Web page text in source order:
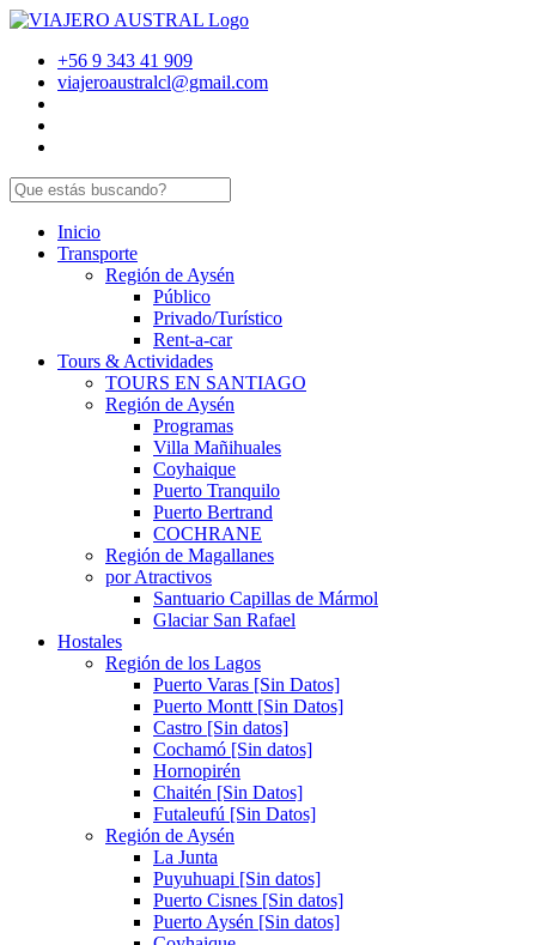
+56 9 343 41 909
viajeroaustralcl@gmail.com
Inicio
Transporte
Región de Aysén
Público
Privado/Turístico
Rent-a-car
Tours & Actividades
TOURS EN SANTIAGO
Región de Aysén
Programas
Villa Mañihuales
Coyhaique
Puerto Tranquilo
Puerto Bertrand
COCHRANE
Región de Magallanes
por Atractivos
Santuario Capillas de Mármol
Glaciar San Rafael
Hostales
Región de los Lagos
Puerto Varas [Sin Datos]
Puerto Montt [Sin Datos]
Castro [Sin datos]
Cochamó [Sin datos]
Hornopirén
Chaitén [Sin Datos]
Futaleufú [Sin Datos]
Región de Aysén
La Junta
Puyuhuapi [Sin datos]
Puerto Cisnes [Sin datos]
Puerto Aysén [Sin datos]